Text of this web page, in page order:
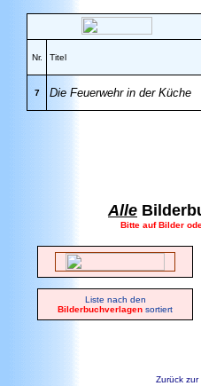
Nr. Titel
7 Die Feuerwehr in der Küche
Alle
Bitte auf Bilder
Liste nach den
Bilderbuchverlagen sortiert
Zurück zur